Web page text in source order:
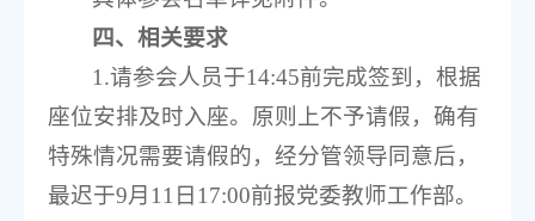
四、相关要求
1.请参会人员于14:45前完成签到，根据
座位安排及时入座。原则上不予请假，确有
特殊情况需要请假的，经分管领导同意后，
最迟于9月11日17:00前报党委教师工作部。